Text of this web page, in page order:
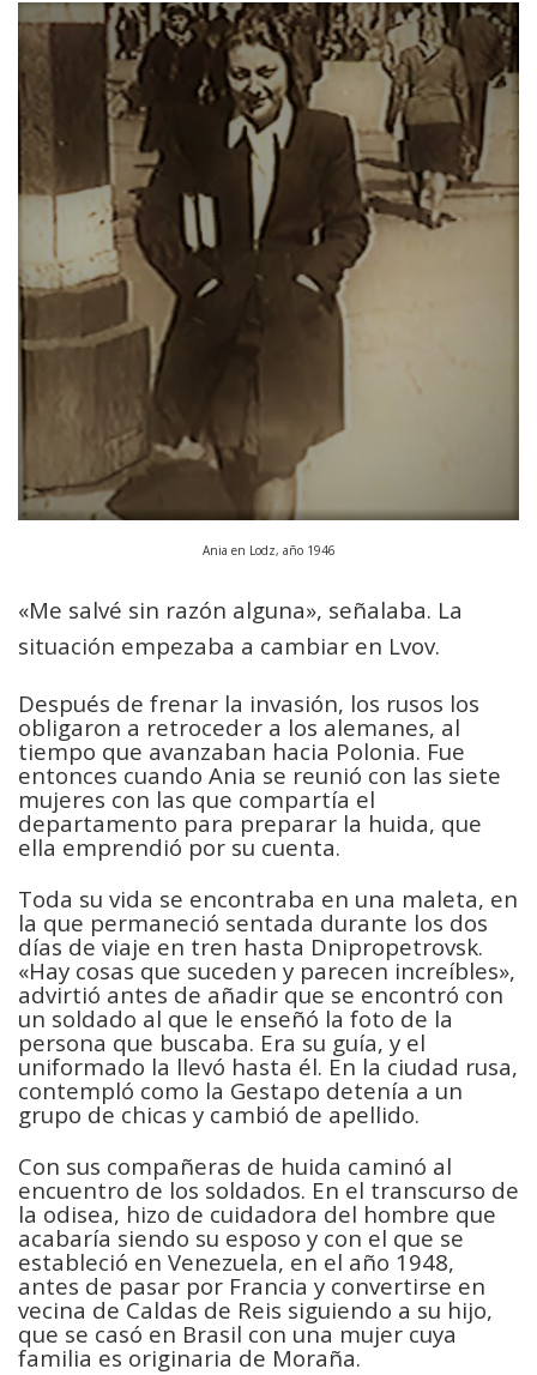
Ania en Lodz, año 1946
«Me salvé sin razón alguna», señalaba. La
situación empezaba a cambiar en Lvov.
Después de frenar la invasión, los rusos los
obligaron a retroceder a los alemanes, al
tiempo que avanzaban hacia Polonia. Fue
entonces cuando Ania se reunió con las siete
mujeres con las que compartía el
departamento para preparar la huida, que
ella emprendió por su cuenta.
Toda su vida se encontraba en una maleta, en
la que permaneció sentada durante los dos
días de viaje en tren hasta Dnipropetrovsk.
«Hay cosas que suceden y parecen increíbles»,
advirtió antes de añadir que se encontró con
un soldado al que le enseñó la foto de la
persona que buscaba. Era su guía, y el
uniformado la llevó hasta él. En la ciudad rusa,
contempló como la Gestapo detenía a un
grupo de chicas y cambió de apellido.
Con sus compañeras de huida caminó al
encuentro de los soldados. En el transcurso de
la odisea, hizo de cuidadora del hombre que
acabaría siendo su esposo y con el que se
estableció en Venezuela, en el año 1948,
antes de pasar por Francia y convertirse en
vecina de Caldas de Reis siguiendo a su hijo,
que se casó en Brasil con una mujer cuya
familia es originaria de Moraña.